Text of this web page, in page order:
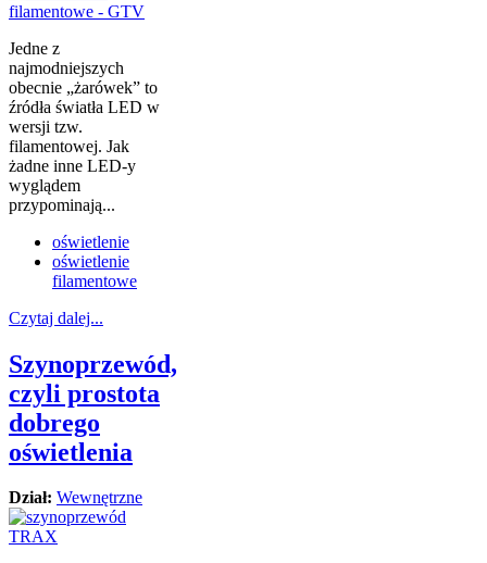
Jedne z
najmodniejszych
obecnie „żarówek” to
źródła światła LED w
wersji tzw.
filamentowej. Jak
żadne inne LED-y
wyglądem
przypominają...
oświetlenie
oświetlenie
filamentowe
Czytaj dalej...
Szynoprzewód,
czyli prostota
dobrego
oświetlenia
Dział: Wewnętrzne